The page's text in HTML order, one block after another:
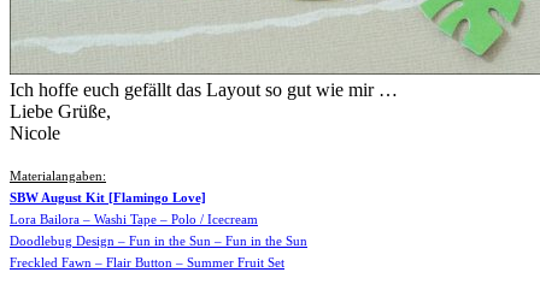
Ich hoffe euch gefällt das Layout so gut wie mir …
Liebe Grüße,
Nicole
Materialangaben:
SBW August Kit [Flamingo Love]
Lora Bailora – Washi Tape – Polo / Icecream
Doodlebug Design – Fun in the Sun – Fun in the Sun
Freckled Fawn – Flair Button – Summer Fruit Set